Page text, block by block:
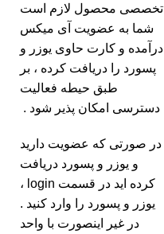
تخصصی محصول لازم است
شما به عضویت آی میکس
درآمده و کارت حاوی یوزر و
پسورد را دریافت کرده ، بر
طبق حیطه فعالیت
دسترسی امکان پذیر شود .
در صورتی که عضویت دارید
و یوزر و پسورد دریافت
کرده اید در قسمت login ،
یوزر و پسورد را وارد کنید .
در غیر اینصورت با واحد